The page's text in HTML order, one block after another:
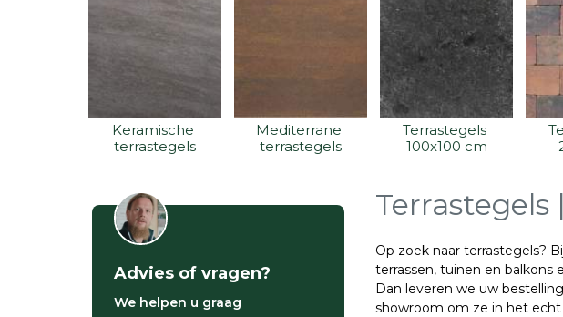
Keramische
terrastegels
Mediterrane
terrastegels
Terrastegels
100x100 cm
Advies of vragen?
We helpen u graag
Terrastegels
Op zoek naar terrastegels?
terrassen, tuinen en balkons
Dan leveren we uw
showroom om ze in het echt